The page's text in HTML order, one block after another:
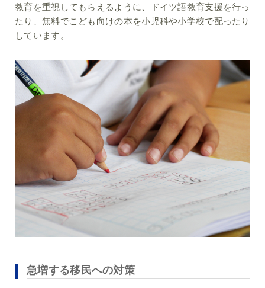
教育を重視してもらえるように、ドイツ語教育支援を行っ
たり、無料でこども向けの本を小児科や小学校で配ったり
しています。
急増する移民への対策